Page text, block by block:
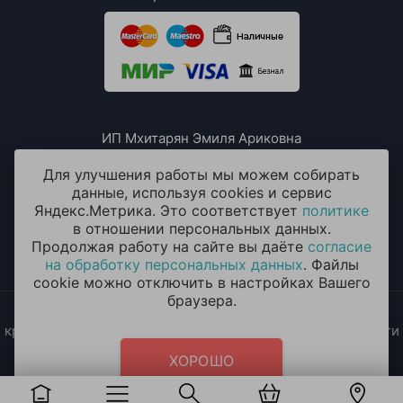
ИП Мхитарян Эмиля Ариковна
ИНН: 771385063807
ОГРН / ОГРНИП: 319508100076230
2014 - 2026 © «ОКЕАН ШАРОВ» Воздушные шары с
круглосуточной доставкой в Москве и Московской области
Политика конфиденциальности
согласие на обработку
персональных данных
Для улучшения работы мы можем собирать
данные, используя cookies и сервис
Яндекс.Метрика. Это соответствует политике
в отношении персональных данных.
Продолжая работу на сайте вы даёте согласие
на обработку персональных данных. Файлы
cookie можно отключить в настройках Вашего
браузера.
ХОРОШО